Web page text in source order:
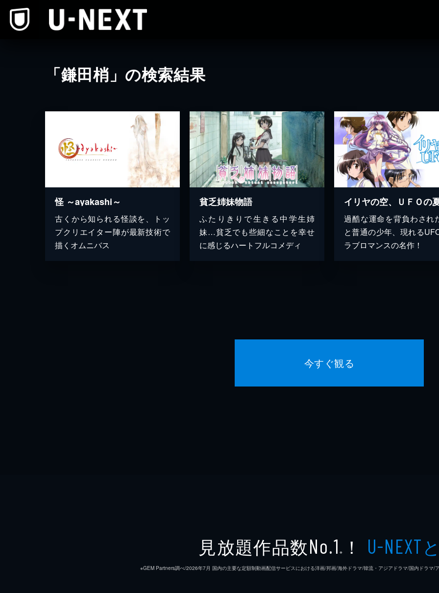
「鎌田梢」の検索結果
怪 ～ayakashi～
古くから知られる怪談を、トッ
プクリエイター陣が最新技術で
描くオムニバス
貧乏姉妹物語
ふたりきりで生きる中学生姉
妹…貧乏でも些細なことを幸せ
に感じるハートフルコメディ
イリヤの空、ＵＦＯの
過酷な運命を背負わされ
と普通の少年、現れる
ラブロマンスの名作！
今すぐ観る
見放題作品数No.1 ※ ！ U-NEXT
※GEM Partners調べ/2026年7⽉ 国内の主要な定額制動画配信サービスにおける洋画/邦画/海外ドラマ/韓流・アジアドラマ/国内ドラマ/